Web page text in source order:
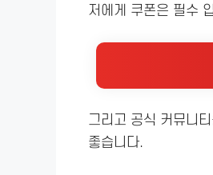
저에게 쿠폰은 필수
그리고 공식 커뮤니
좋습니다.